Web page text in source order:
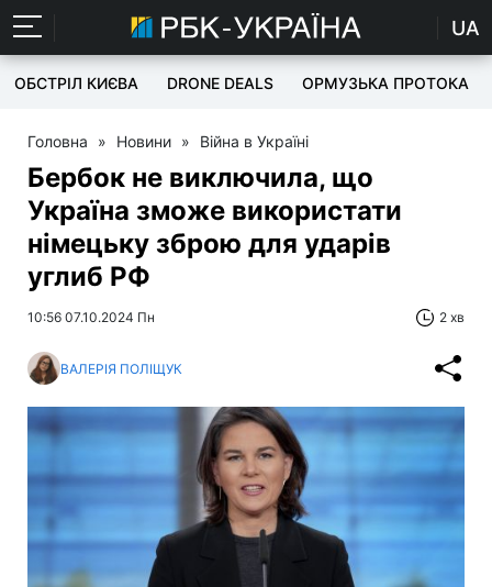
UA
ОБСТРІЛ КИЄВА DRONE DEALS ОРМУЗЬКА ПРОТОКА
Головна » Новини » Війна в Україні
Бербок не виключила, що
Україна зможе використати
німецьку зброю для ударів
углиб РФ
10:56 07.10.2024 Пн 2 хв
ВАЛЕРІЯ ПОЛІЩУК